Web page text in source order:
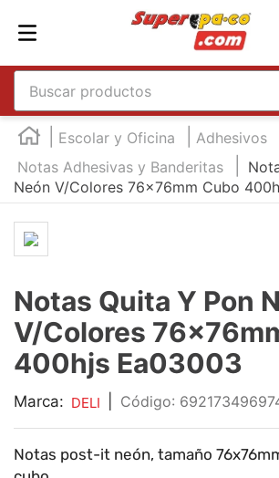
Buscar productos
Escolar y Oficina
Adhesivos
Notas Adhesivas y Banderitas
Neón V/Colores 76x76mm Cubo
Notas Quita Y Pon
V/Colores
400hjs Ea03003
Marca: DELI :
Notas post-it neón, tamaño
TÉRMINOS MÁS BUSCADOS
england
2.
marcador e300
3.
4.
.
marcadores
7.
audifonos
teclado
impresora
10
cuadernos